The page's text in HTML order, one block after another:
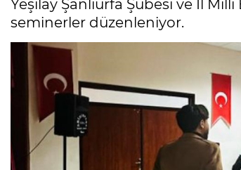
Yeşilay Şanlıurfa Şubesi ve İl
seminerler düzenleniyor.